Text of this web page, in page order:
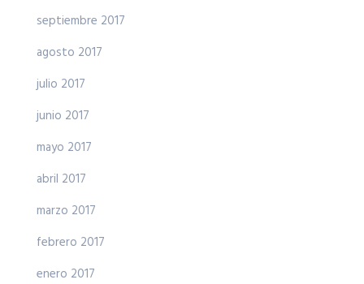
septiembre 2017
agosto 2017
julio 2017
junio 2017
mayo 2017
abril 2017
marzo 2017
febrero 2017
enero 2017